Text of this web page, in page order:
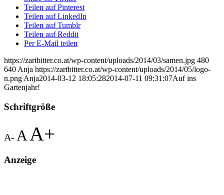
Teilen auf Pinterest
Teilen auf LinkedIn
Teilen auf Tumblr
Teilen auf Reddit
Per E-Mail teilen
https://zartbitter.co.at/wp-content/uploads/2014/03/samen.jpg 480
640 Anja https://zartbitter.co.at/wp-content/uploads/2014/05/logo-
n.png Anja2014-03-12 18:05:282014-07-11 09:31:07Auf ins
Gartenjahr!
Schriftgröße
A- A A+
Anzeige